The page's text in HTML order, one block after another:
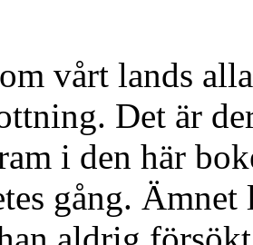
vårt lands
Det är
i den här
gång.